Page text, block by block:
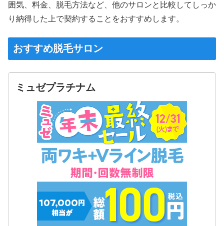
囲気、料金、脱毛方法など、他のサロンと比較してしっか
り納得した上で契約することをおすすめします。
おすすめ脱毛サロン
ミュゼプラチナム